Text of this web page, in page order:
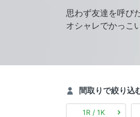
思わず友達を呼び
オシャレでかっこ
間取りで絞り込
1R / 1K